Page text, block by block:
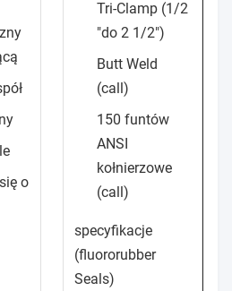
o
Tri-Clamp (1/2
"do 2 1/2")
Butt Weld
(call)
150 funtów
ANSI
kołnierzowe
(call)
specyfikacje
(fluororubber
Seals)